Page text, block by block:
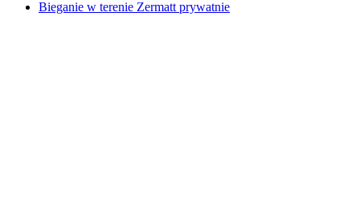
Bieganie w terenie Zermatt prywatnie